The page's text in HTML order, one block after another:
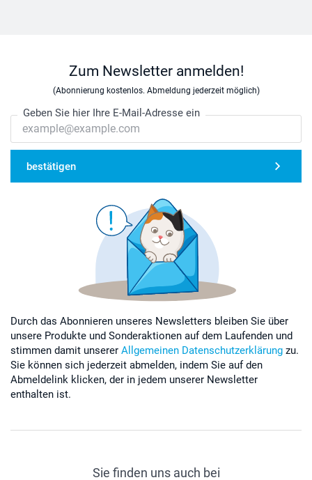
Zum Newsletter anmelden!
(Abonnierung kostenlos. Abmeldung jederzeit möglich)
Geben Sie hier Ihre E-Mail-Adresse ein
bestätigen
Durch das Abonnieren unseres Newsletters bleiben Sie über
unsere Produkte und Sonderaktionen auf dem Laufenden und
stimmen damit unserer Allgemeinen Datenschutzerklärung zu.
Sie können sich jederzeit abmelden, indem Sie auf den
Abmeldelink klicken, der in jedem unserer Newsletter
enthalten ist.
Sie finden uns auch bei